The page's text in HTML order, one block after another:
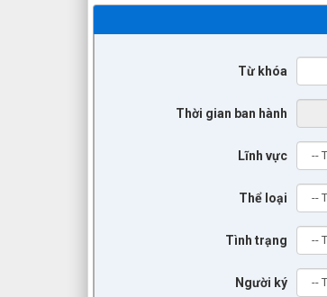
Từ khóa
Thời gian ban hành
Lĩnh vực
Thể loại
Tình trạng
Người ký